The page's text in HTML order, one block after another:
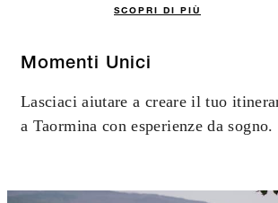
SCOPRI DI PIÙ
Momenti Unici
Lasciaci aiutare a creare il tuo
a Taormina con esperienze da sogno.